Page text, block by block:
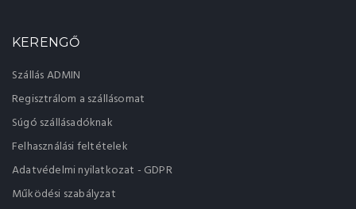
KERENGŐ
Szállás ADMIN
Regisztrálom a szállásomat
Súgó szállásadóknak
Felhasználási feltételek
Adatvédelmi nyilatkozat - GDPR
Működési szabályzat